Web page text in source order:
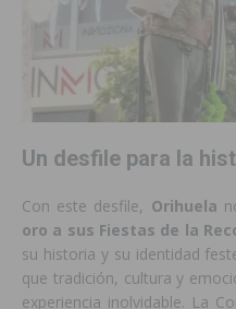
Un desfile para la
Con este desfile, Orihuela
oro a sus Fiestas de la
su historia y su identidad
que tradición, cultura y
experiencia inolvidable. La